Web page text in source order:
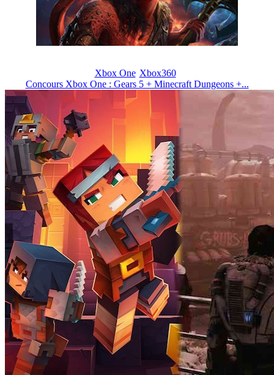
Xbox One Xbox360
Concours Xbox One : Gears 5 + Minecraft Dungeons +...